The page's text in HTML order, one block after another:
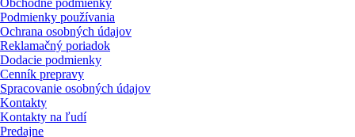
Obchodné podmienky
Podmienky používania
Ochrana osobných údajov
Reklamačný poriadok
Dodacie podmienky
Cenník prepravy
Spracovanie osobných údajov
Kontakty
Kontakty na ľudí
Predajne